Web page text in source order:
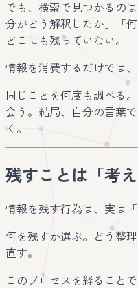
でも、検索で見つかるの
分がどう解釈したか」「
どこにも残っていない。
情報を消費するだけでは
同じことを何度も調べる
会う。結局、自分の言葉
く。
残すことは「考
情報を残す行為は、実は
何を残すか選ぶ。どう整
直す。
このプロセスを経ること